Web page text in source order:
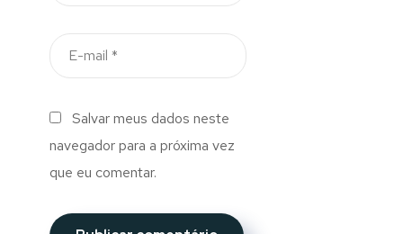
Salvar meus dados neste
navegador para a próxima vez
que eu comentar.